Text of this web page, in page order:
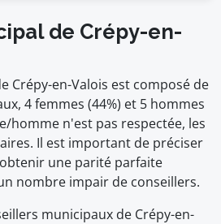
de Crépy-en-
Crépy-en-Valois est composé de
4 femmes (44%) et 5 hommes
homme n'est pas respectée, les
Il est important de préciser
une parité parfaite
nombre impair de conseillers.
municipaux de Crépy-en-